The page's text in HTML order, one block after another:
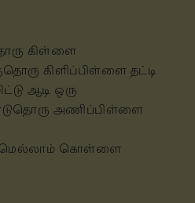
கிள்ளை
கிளிப்பிள்ளைதட்டி
ஆடி ஒரு
அணிப்பிள்ளை
கொள்ளை